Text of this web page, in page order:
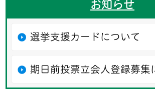
お知らせ
選挙支援カードについて
期日前投票立会人登録募集